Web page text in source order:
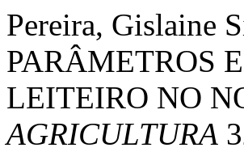
Pereira, Gislaine
PARÂMETROS
LEITEIRO NO
AGRICULTURA